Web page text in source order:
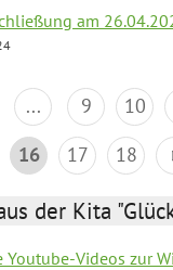
am
... 9 10
16 17 18
der Kita
Youtube-Videos zur